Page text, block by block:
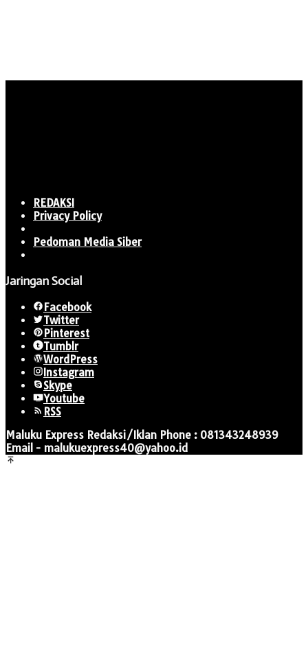
REDAKSI
Privacy Policy
Pedoman Media Siber
Jaringan Social
Facebook
Twitter
Pinterest
Tumblr
WordPress
Instagram
Skype
Youtube
RSS
Maluku Express Redaksi/Iklan Phone : 081343248939
Email - malukuexpress40@yahoo.id